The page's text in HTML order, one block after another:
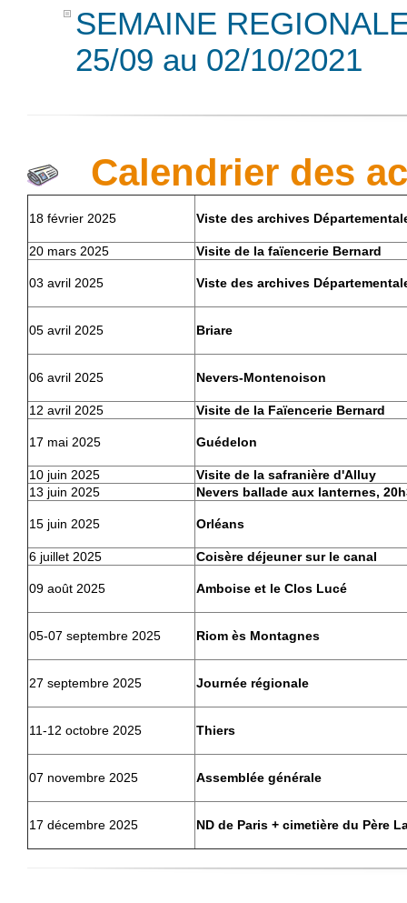
SEMAINE
25/09 au 02/10/2021
Calendrier des
18 février 2025 Viste des archives
20 mars 2025 Visite de la faïencerie Bernard
03 avril 2025 Viste des archives
05 avril 2025 Briare
06 avril 2025 Nevers-Montenoison
12 avril 2025 Visite de la Faïencerie Bernard
17 mai 2025 Guédelon
10 juin 2025
Visite de la safranière d'Alluy
13 juin 2025
Nevers ballade aux lanternes,
15 juin 2025 Orléans
6 juillet 2025 Coisère déjeuner sur le canal
09 août 2025 Amboise et le Clos Lucé
05-07 septembre 2025 Riom ès Montagnes
27 septembre 2025 Journée régionale
11-12 octobre 2025 Thiers
07 novembre 2025 Assemblée générale
17 décembre 2025 ND de Paris + cimetière du Père